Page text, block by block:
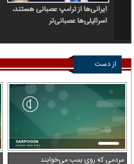
ایرانی‌ها از ترامپ عصبانی هستند،
اسرائیلی‌ها عصبانی‌تر
از دست
ندهید
مردمی که روی بمب می‌خوابند